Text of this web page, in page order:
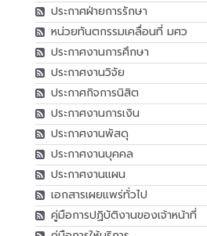
ประกาศฝ่ายการรักษา
หน่วยทันตกรรมเคลื่อนที่ มศว
ประกาศงานการศึกษา
ประกาศงานวิจัย
ประกาศกิจการนิสิต
ประกาศงานการเงิน
ประกาศงานพัสดุ
ประกาศงานบุคคล
ประกาศงานแผน
เอกสารเผยแพร่ทั่วไป
คู่มือการปฏิบัติงานของเจ้าหน้าที่